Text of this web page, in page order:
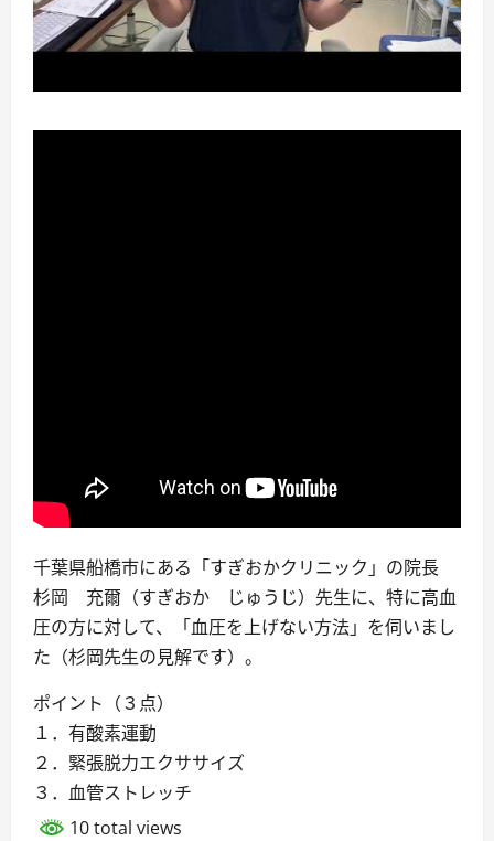
千葉県船橋市にある「すぎおかクリニック」の院長
杉岡 充爾（すぎおか じゅうじ）先生に、特に高血
圧の方に対して、「血圧を上げない方法」を伺いまし
た（杉岡先生の見解です）。
ポイント（３点）
１．有酸素運動
２．緊張脱力エクササイズ
３．血管ストレッチ
10 total views